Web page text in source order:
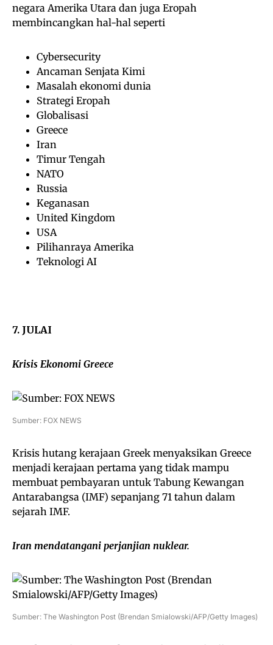
negara Amerika Utara dan juga Eropah
membincangkan hal-hal seperti
Cybersecurity
Ancaman Senjata Kimi
Masalah ekonomi dunia
Strategi Eropah
Globalisasi
Greece
Iran
Timur Tengah
NATO
Russia
Keganasan
United Kingdom
USA
Pilihanraya Amerika
Teknologi AI
7. JULAI
Krisis Ekonomi Greece
Sumber: FOX NEWS
Krisis hutang kerajaan Greek menyaksikan Greece
menjadi kerajaan pertama yang tidak mampu
membuat pembayaran untuk Tabung Kewangan
Antarabangsa (IMF) sepanjang 71 tahun dalam
sejarah IMF.
Iran mendatangani perjanjian nuklear.
Sumber: The Washington Post (Brendan Smialowski/AFP/Getty Images)